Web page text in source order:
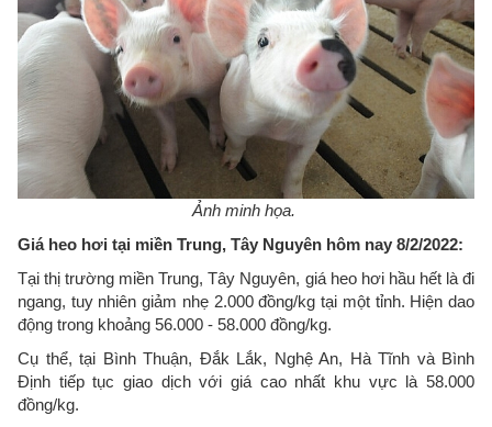
Ảnh minh họa.
Giá heo hơi tại miền Trung, Tây Nguyên hôm nay 8/2/2022:
Tại thị trường miền Trung, Tây Nguyên, giá heo hơi hầu hết là đi
ngang, tuy nhiên giảm nhẹ 2.000 đồng/kg tại một tỉnh. Hiện dao
động trong khoảng 56.000 - 58.000 đồng/kg.
Cụ thể, tại Bình Thuận, Đắk Lắk, Nghệ An, Hà Tĩnh và Bình
Định tiếp tục giao dịch với giá cao nhất khu vực là 58.000
đồng/kg.